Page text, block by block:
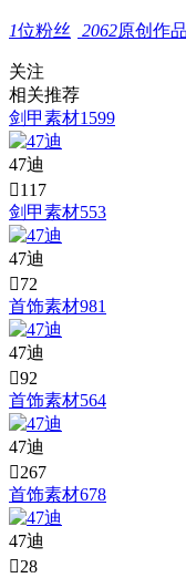
1位粉丝 2062原创作品
关注
相关推荐
剑甲素材1599
47迪
117
剑甲素材553
47迪
72
首饰素材981
47迪
92
首饰素材564
47迪
267
首饰素材678
47迪
28